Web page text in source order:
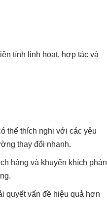
tính linh hoạt, hợp tác và
thể thích nghi với các yêu
thay đổi nhanh.
hàng và khuyến khích phản
quyết vấn đề hiệu quả hơn